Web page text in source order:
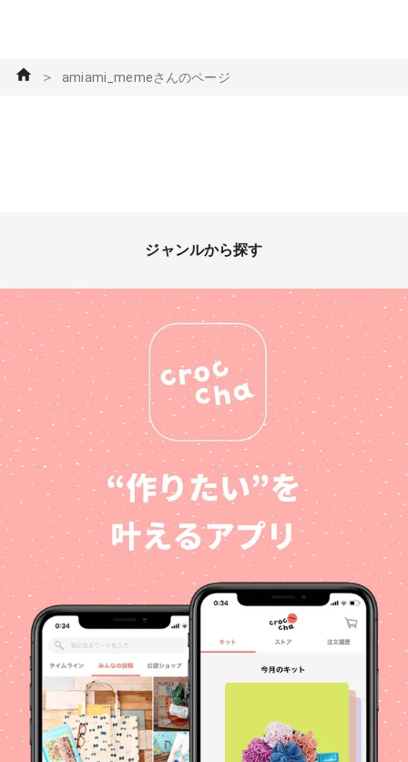
＞ amiami_memeさんのページ
ジャンルから探す